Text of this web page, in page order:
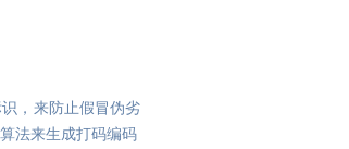
，来防止假冒伪劣
法来生成打码编码